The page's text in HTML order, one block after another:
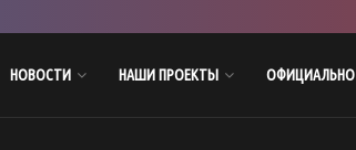
НОВОСТИ НАШИ ПРОЕКТЫ ОФИЦИАЛЬНО